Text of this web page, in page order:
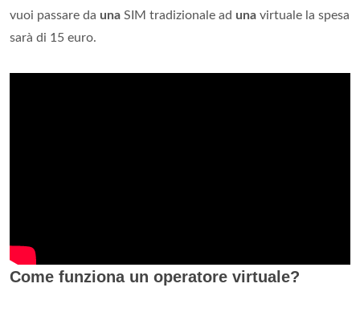
vuoi passare da una SIM tradizionale ad una virtuale la spesa
sarà di 15 euro.
Come funziona un operatore virtuale?